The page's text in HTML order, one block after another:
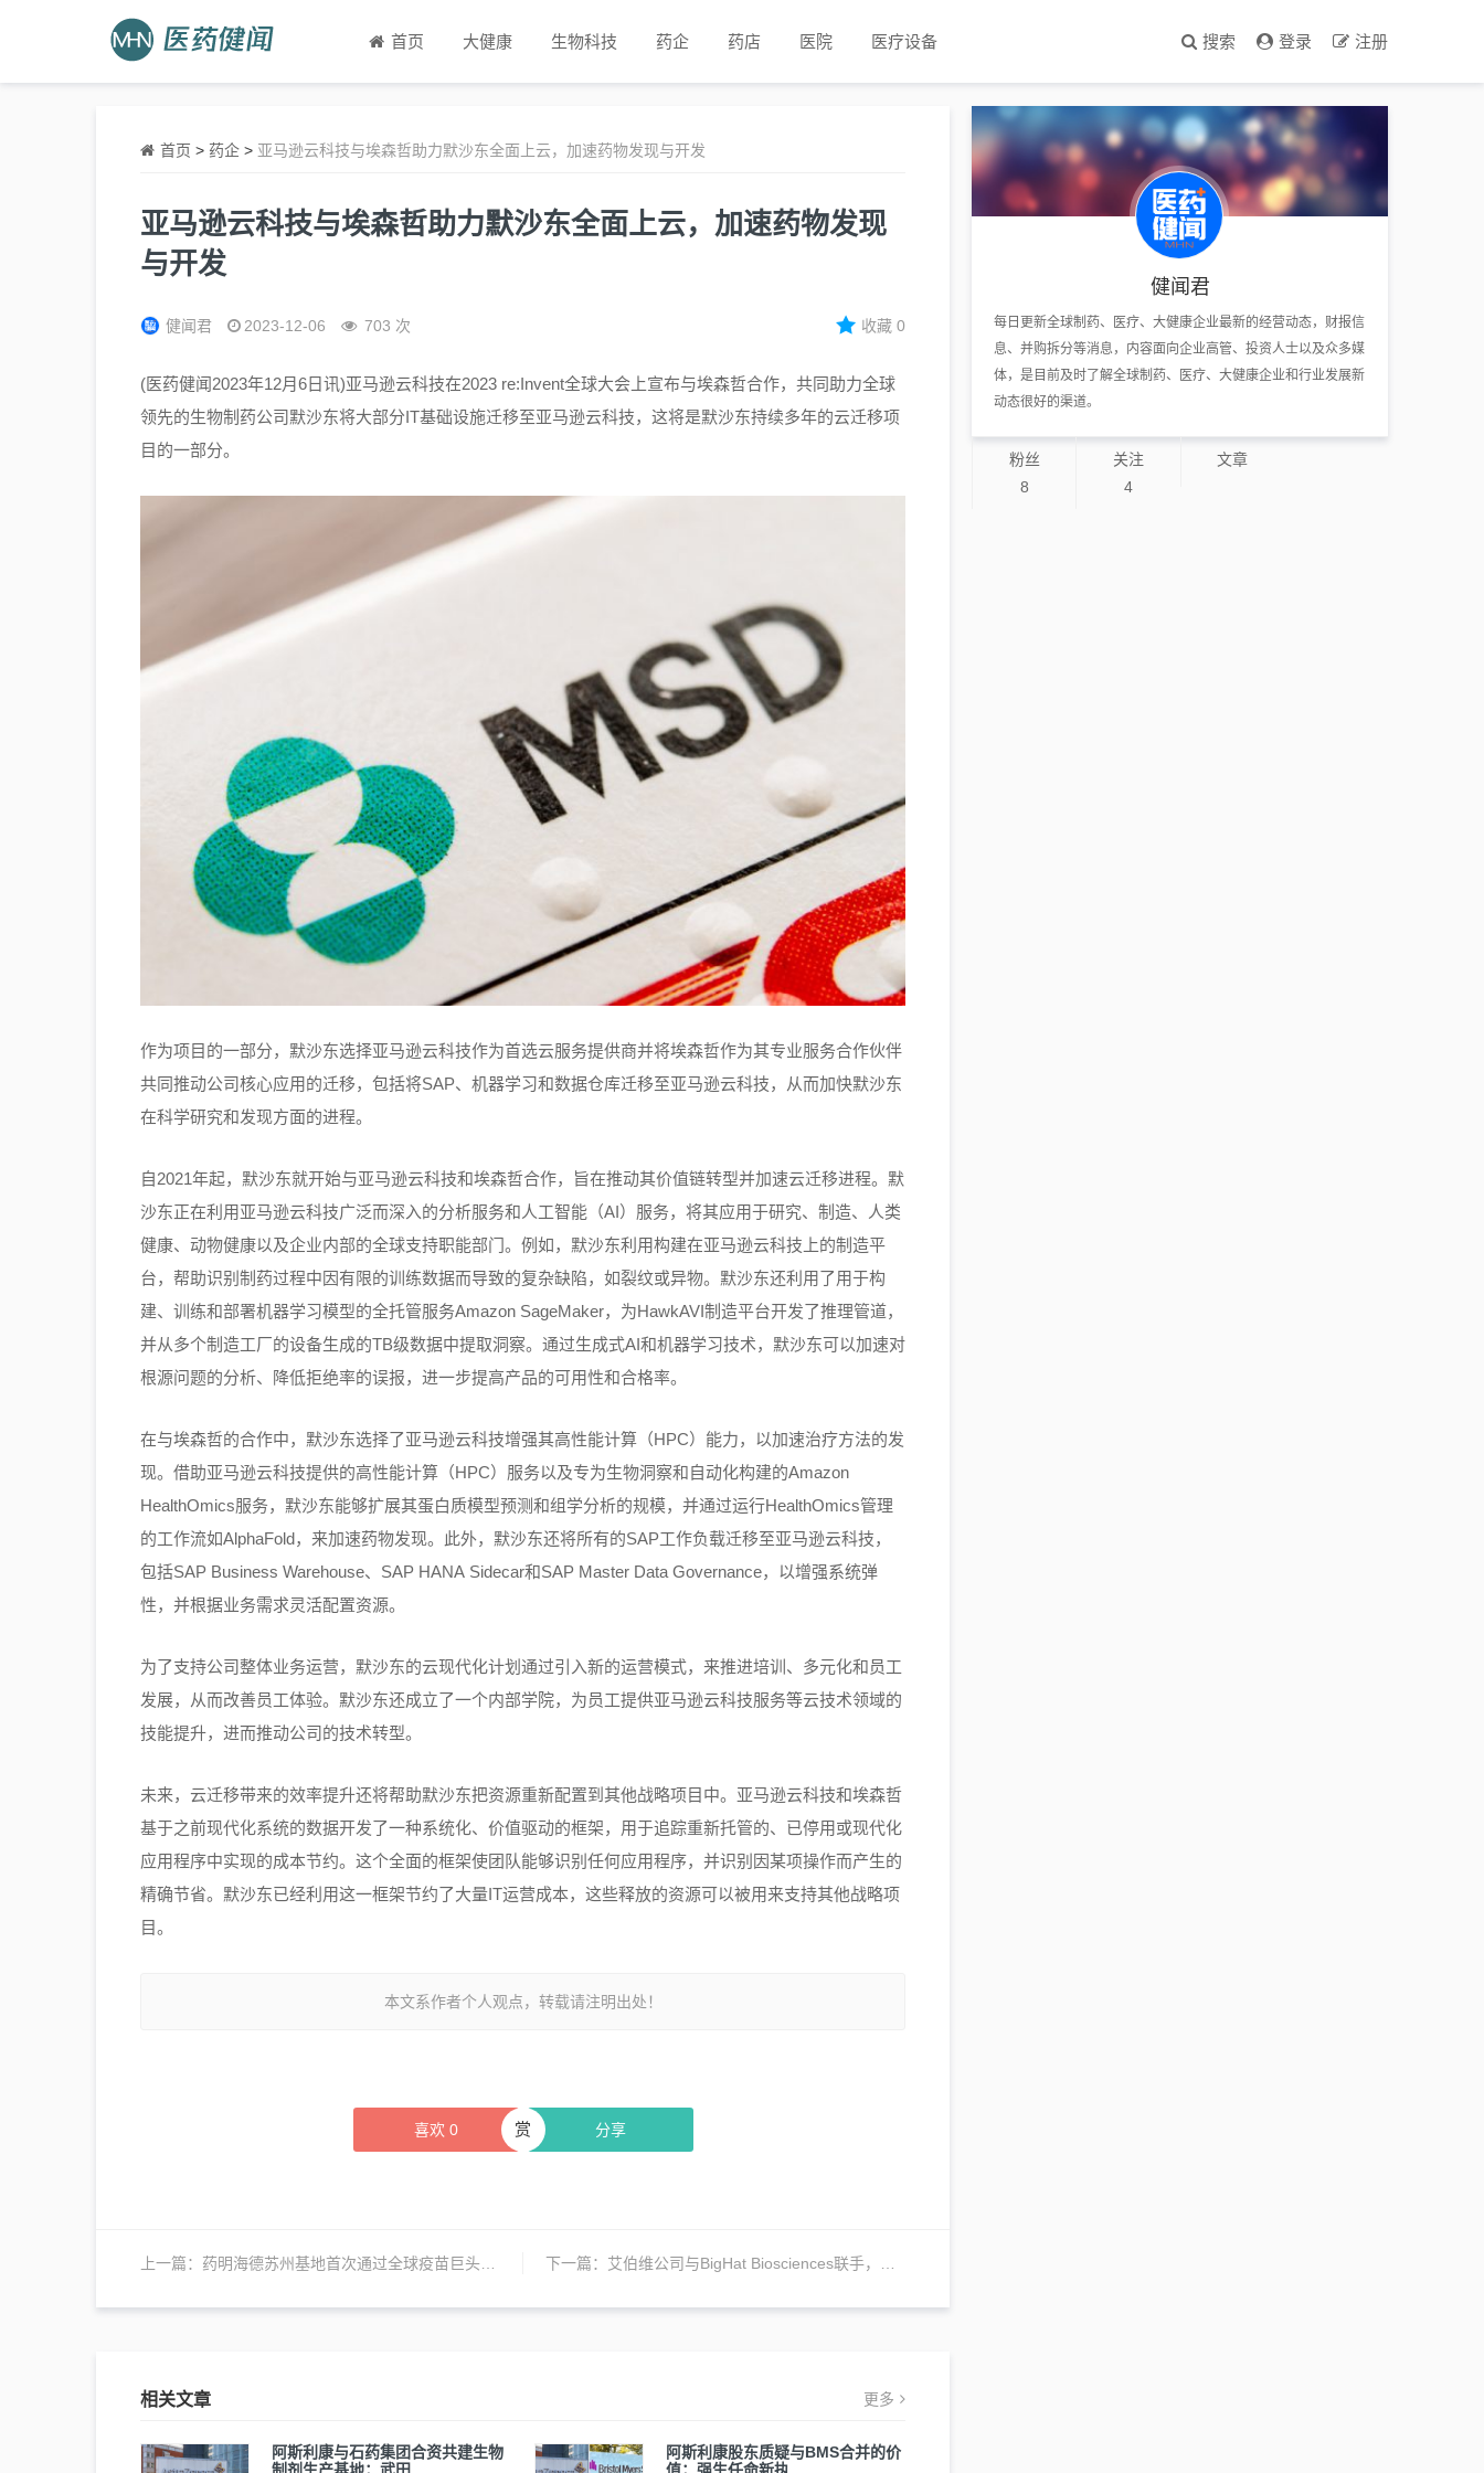
首页 大健康 生物科技 药企 药店 医院 医疗设备 搜索 登录 注册
首页 > 药企 > 亚马逊云科技与埃森哲助力默沙东全面上云，加速药物发现与开发
亚马逊云科技与埃森哲助力默沙东全面上云，加速药物发现
与开发
健闻君 2023-12-06 703 次 收藏0
(医药健闻2023年12月6日讯)亚马逊云科技在2023 re:Invent全球大会上宣布与埃森哲合作，共同助力全球
领先的生物制药公司默沙东将大部分IT基础设施迁移至亚马逊云科技，这将是默沙东持续多年的云迁移项
目的一部分。
作为项目的一部分，默沙东选择亚马逊云科技作为首选云服务提供商并将埃森哲作为其专业服务合作伙伴
共同推动公司核心应用的迁移，包括将SAP、机器学习和数据仓库迁移至亚马逊云科技，从而加快默沙东
在科学研究和发现方面的进程。
自2021年起，默沙东就开始与亚马逊云科技和埃森哲合作，旨在推动其价值链转型并加速云迁移进程。默
沙东正在利用亚马逊云科技广泛而深入的分析服务和人工智能（AI）服务，将其应用于研究、制造、人类
健康、动物健康以及企业内部的全球支持职能部门。例如，默沙东利用构建在亚马逊云科技上的制造平
台，帮助识别制药过程中因有限的训练数据而导致的复杂缺陷，如裂纹或异物。默沙东还利用了用于构
建、训练和部署机器学习模型的全托管服务Amazon SageMaker，为HawkAVI制造平台开发了推理管道，
并从多个制造工厂的设备生成的TB级数据中提取洞察。通过生成式AI和机器学习技术，默沙东可以加速对
根源问题的分析、降低拒绝率的误报，进一步提高产品的可用性和合格率。
在与埃森哲的合作中，默沙东选择了亚马逊云科技增强其高性能计算（HPC）能力，以加速治疗方法的发
现。借助亚马逊云科技提供的高性能计算（HPC）服务以及专为生物洞察和自动化构建的Amazon
HealthOmics服务，默沙东能够扩展其蛋白质模型预测和组学分析的规模，并通过运行HealthOmics管理
的工作流如AlphaFold，来加速药物发现。此外，默沙东还将所有的SAP工作负载迁移至亚马逊云科技，
包括SAP Business Warehouse、SAP HANA Sidecar和SAP Master Data Governance，以增强系统弹
性，并根据业务需求灵活配置资源。
为了支持公司整体业务运营，默沙东的云现代化计划通过引入新的运营模式，来推进培训、多元化和员工
发展，从而改善员工体验。默沙东还成立了一个内部学院，为员工提供亚马逊云科技服务等云技术领域的
技能提升，进而推动公司的技术转型。
未来，云迁移带来的效率提升还将帮助默沙东把资源重新配置到其他战略项目中。亚马逊云科技和埃森哲
基于之前现代化系统的数据开发了一种系统化、价值驱动的框架，用于追踪重新托管的、已停用或现代化
应用程序中实现的成本节约。这个全面的框架使团队能够识别任何应用程序，并识别因某项操作而产生的
精确节省。默沙东已经利用这一框架节约了大量IT运营成本，这些释放的资源可以被用来支持其他战略项
目。
本文系作者个人观点，转载请注明出处！
喜欢 0 分享
赏
上一篇： 药明海德苏州基地首次通过全球疫苗巨头GMP审计 下一篇： 艾伯维公司与BigHat Biosciences联手，利用AI技术开发下一代治疗性抗体
相关文章 更多
阿斯利康与石药集团合资共建生物
阿斯利康股东质疑与BMS合并的价
健闻君
每日更新全球制药、医疗、大健康企业最新的经营动态，财报信
息、并购拆分等消息，内容面向企业高管、投资人士以及众多媒
体，是目前及时了解全球制药、医疗、大健康企业和行业发展新
动态很好的渠道。
粉丝
8
关注
4
文章